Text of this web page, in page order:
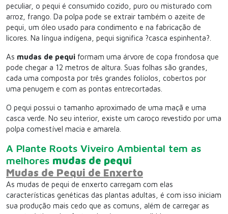
peculiar, o pequi é consumido cozido, puro ou misturado com
arroz, frango. Da polpa pode se extrair também o azeite de
pequi, um óleo usado para condimento e na fabricação de
licores. Na língua indígena, pequi significa ?casca espinhenta?.
As mudas de pequi formam uma árvore de copa frondosa que
pode chegar a 12 metros de altura. Suas folhas são grandes,
cada uma composta por três grandes folíolos, cobertos por
uma penugem e com as pontas entrecortadas.
O pequi possui o tamanho aproximado de uma maçã e uma
casca verde. No seu interior, existe um caroço revestido por uma
polpa comestível macia e amarela.
A Plante Roots Viveiro Ambiental tem as
melhores mudas de pequi
Mudas de Pequi de Enxerto
As mudas de pequi de enxerto carregam com elas
características genéticas das plantas adultas, é com isso iniciam
sua produção mais cedo que as comuns, além de carregar as